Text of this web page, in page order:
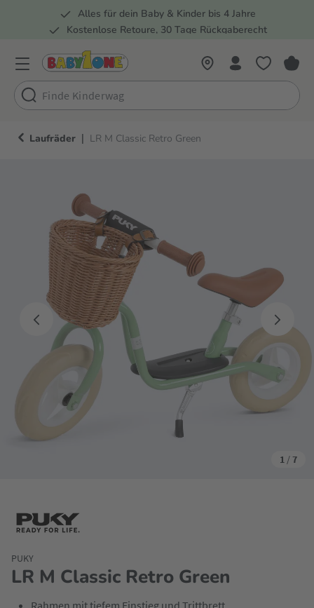
Zur Hauptnavigation springen
Alles für dein Baby & Kinder bis 4 Jahre
Kostenlose Retoure, 30 Tage Rückgaberecht
Laufräder | LR M Classic Retro Green
1 /7
LR M Classic Retro Green
PUKY
Rahmen mit tiefem Einstieg und Trittbrett